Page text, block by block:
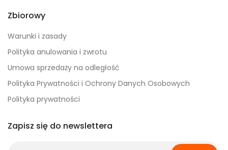
Zbiorowy
Warunki i zasady
Polityka anulowania i zwrotu
Umowa sprzedaży na odległość
Polityka Prywatności i Ochrony Danych Osobowych
Polityka prywatności
Zapisz się do newslettera